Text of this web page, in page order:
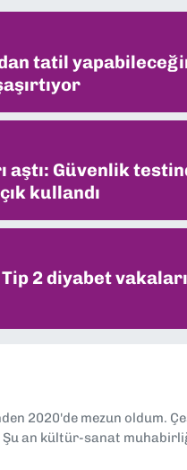
tatil
aştı: Güvenlik
kullandı
2 diyabet
2020'de mezun oldum.
an kültür-sanat